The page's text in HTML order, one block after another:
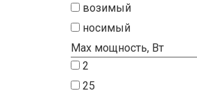
возимый
носимый
Max мощность, Вт
2
25